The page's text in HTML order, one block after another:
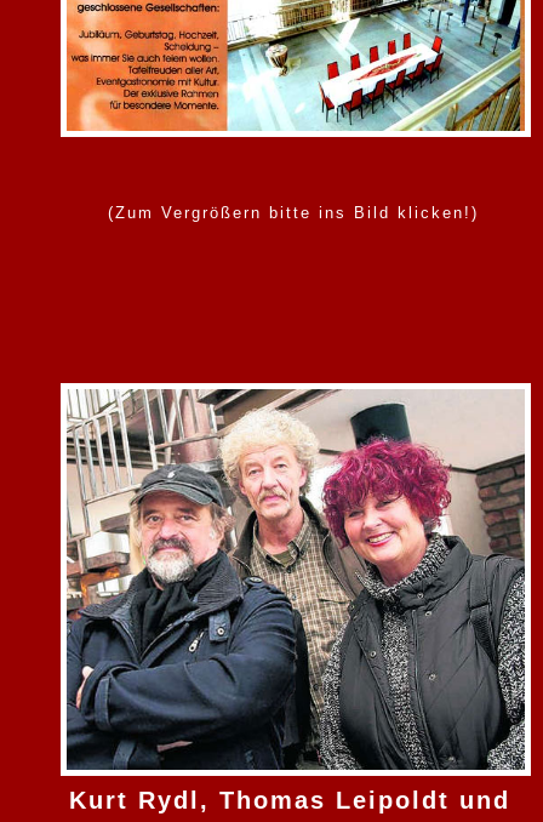
(Zum Vergrößern bitte ins Bild klicken!)
Kurt Rydl, Thomas Leipoldt und